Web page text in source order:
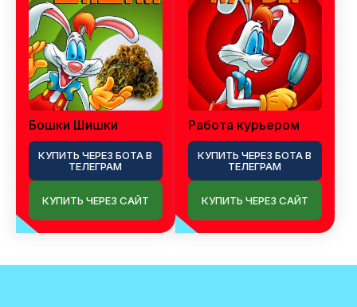
Бошки Шишки
КУПИТЬ ЧЕРЕЗ БОТА В
ТЕЛЕГРАМ
КУПИТЬ ЧЕРЕЗ САЙТ
Работа курьером
КУПИТЬ ЧЕРЕЗ БОТА В
ТЕЛЕГРАМ
КУПИТЬ ЧЕРЕЗ САЙТ